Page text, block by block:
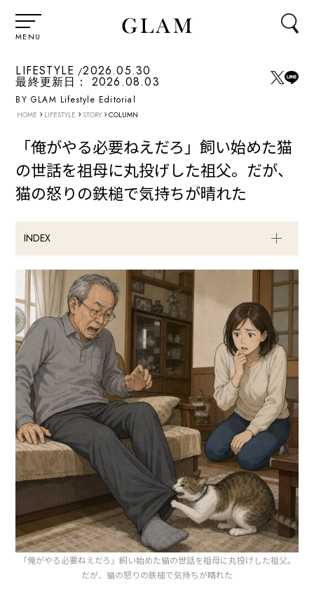
MENU
LIFESTYLE 2026.05.30
最終更新日： 2026.08.03
BY GLAM Lifestyle Editorial
HOME › LIFESTYLE › STORY › COLUMN
「俺がやる必要ねえだろ」飼い始めた猫
の世話を祖母に丸投げした祖父。だが、
猫の怒りの鉄槌で気持ちが晴れた
INDEX
「俺がやる必要ねえだろ」飼い始めた猫の世話を祖母に丸投げした祖父。
だが、猫の怒りの鉄槌で気持ちが晴れた